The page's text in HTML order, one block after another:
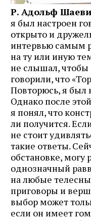
Р. Адольф
я был настроен
открыто и
интервью самым
на ту или иную
не слышал, чтобы
говорили, что
Повторюсь, я был
Однако после
я понял, что
ли получится.
не стоит
такие ответы.
обстановке, могу
однозначный
на любые
приговоры и
выбор может
если он имеет